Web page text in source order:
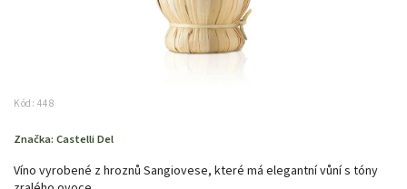
Kód: 448
Značka: Castelli Del
Víno vyrobené z hroznů Sangiovese, které má elegantní vůní s tóny